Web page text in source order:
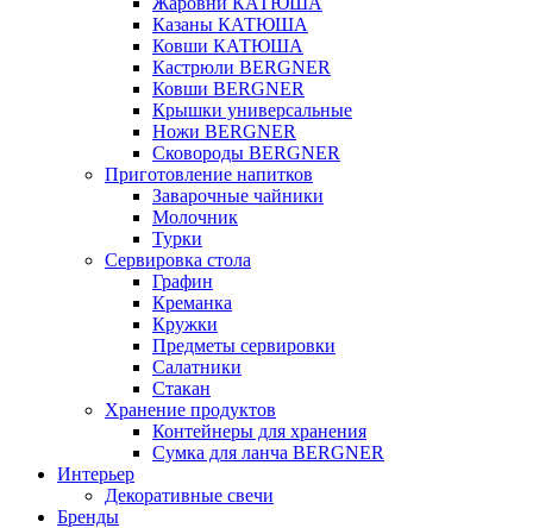
Казаны КАТЮША
Ковши КАТЮША
Кастрюли BERGNER
Ковши BERGNER
Крышки универсальные
Ножи BERGNER
Сковороды BERGNER
Приготовление напитков
Заварочные чайники
Молочник
Турки
Сервировка стола
Графин
Креманка
Кружки
Предметы сервировки
Салатники
Стакан
Хранение продуктов
Контейнеры для хранения
Сумка для ланча BERGNER
Интерьер
Декоративные свечи
Бренды